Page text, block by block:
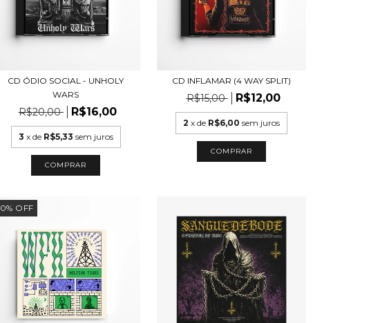
CD ÓDIO SOCIAL - UNHOLY
WARS
R$20,00 R$16,00
3 x de R$5,33 sem juros
CD INFLAMAR (4 WAY SPLIT)
R$15,00 R$12,00
2 x de R$6,00 sem juros
% OFF